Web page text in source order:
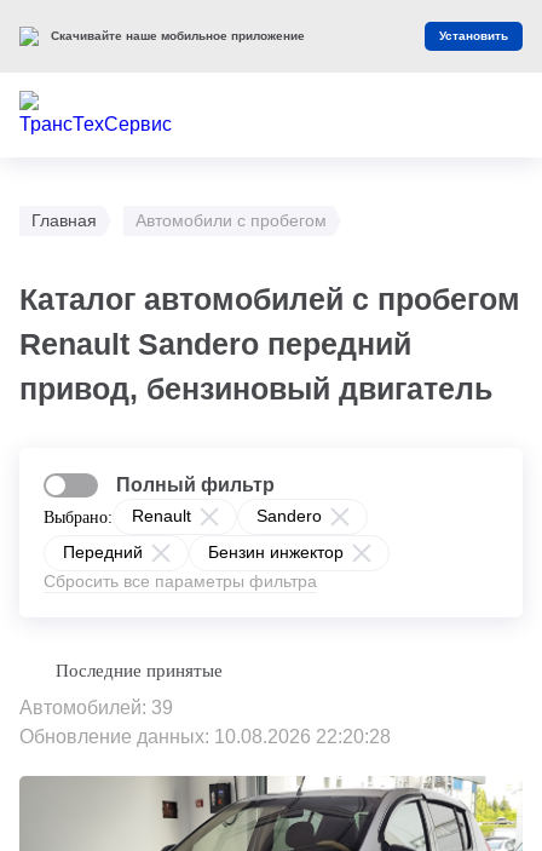
Главная Автомобили с пробегом
Каталог автомобилей с пробегом
Renault Sandero передний
привод, бензиновый двигатель
Выбрано: Renault
Sandero
Передний
Бензин инжектор
Сбросить все параметры фильтра
Полный фильтр
Автомобилей: 39
Обновление данных: 10.08.2026 22:20:28
Скачивайте наше мобильное приложение Установить